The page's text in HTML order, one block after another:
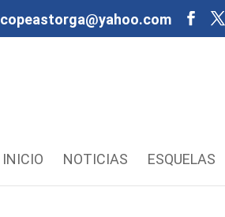
copeastorga@yahoo.com
INICIO NOTICIAS ESQUELAS